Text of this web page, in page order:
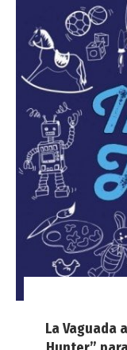
La Vaguada